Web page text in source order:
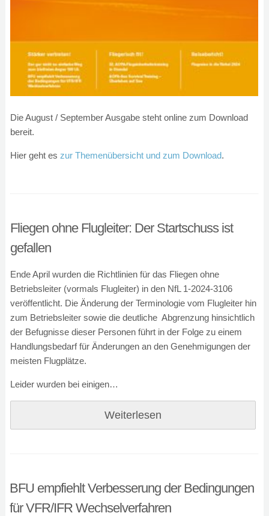
Die August / September Ausgabe steht online zum Download
bereit.
Hier geht es zur Themenübersicht und zum Download.
Fliegen ohne Flugleiter: Der Startschuss ist
gefallen
Ende April wurden die Richtlinien für das Fliegen ohne
Betriebsleiter (vormals Flugleiter) in den NfL 1-2024-3106
veröffentlicht. Die Änderung der Terminologie vom Flugleiter hin
zum Betriebsleiter sowie die deutliche Abgrenzung hinsichtlich
der Befugnisse dieser Personen führt in der Folge zu einem
Handlungsbedarf für Änderungen an den Genehmigungen der
meisten Flugplätze.
Leider wurden bei einigen…
Weiterlesen
BFU empfiehlt Verbesserung der Bedingungen
für VFR/IFR Wechselverfahren